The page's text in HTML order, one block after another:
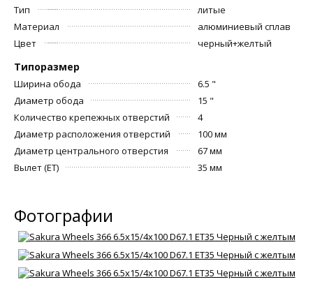
Тип
литые
Материал
алюминиевый сплав
Цвет
черный+желтый
Типоразмер
Ширина обода
6.5 "
Диаметр обода
15 "
Количество крепежных отверстий
4
Диаметр расположения отверстий
100 мм
Диаметр центрального отверстия
67 мм
Вылет (ET)
35 мм
Фотографии